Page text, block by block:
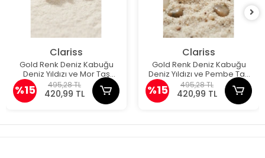
Clariss
Gold Renk Deniz Kabuğu
Deniz Yıldızı ve Mor Taş
Detaylı Küpe
%15 495,28 TL
420,99 TL
Clariss
Gold Renk Deniz Kabuğu
Deniz Yıldızı ve Pembe Taş
Detaylı Küpe
%15 495,28 TL
420,99 TL